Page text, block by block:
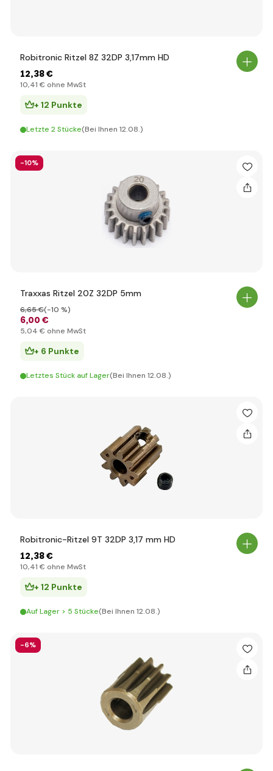
Robitronic Ritzel 8Z 32DP 3,17mm HD
12,38 €
10,41 € ohne MwSt
+ 12 Punkte
Letzte 2 Stücke(Bei Ihnen 12.08.)
-10%
Traxxas Ritzel 20Z 32DP 5mm
6,00 €
6,65 €(-10 %)
5,04 € ohne MwSt
+ 6 Punkte
Letztes Stück auf Lager(Bei Ihnen 12.08.)
Robitronic-Ritzel 9T 32DP 3,17 mm HD
12,38 €
10,41 € ohne MwSt
+ 12 Punkte
Auf Lager > 5 Stücke(Bei Ihnen 12.08.)
-6%